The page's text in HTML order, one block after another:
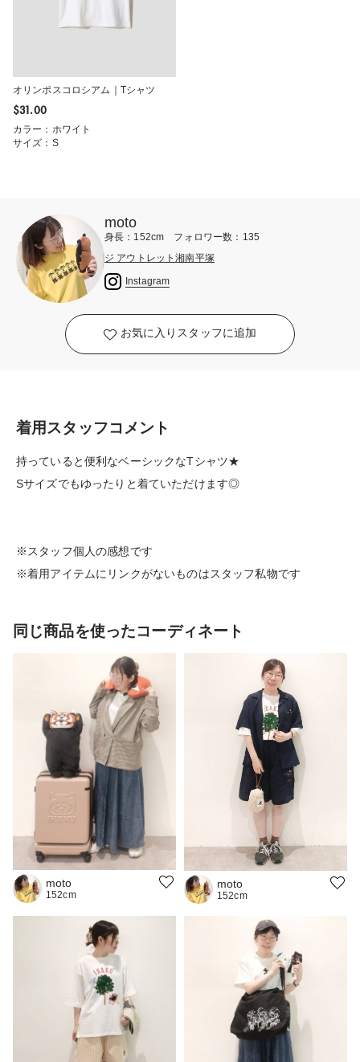
オリンポスコロシアム｜Tシャツ
$‌31.00
カラー：ホワイト
サイズ：S
moto
身長：152cm フォロワー数：135
ジ アウトレット湘南平塚
Instagram
お気に入りスタッフに追加
着用スタッフコメント
持っていると便利なベーシックなTシャツ★
Sサイズでもゆったりと着ていただけます◎
※スタッフ個人の感想です
※着用アイテムにリンクがないものはスタッフ私物です
同じ商品を使ったコーディネート
moto
152cm
moto
152cm